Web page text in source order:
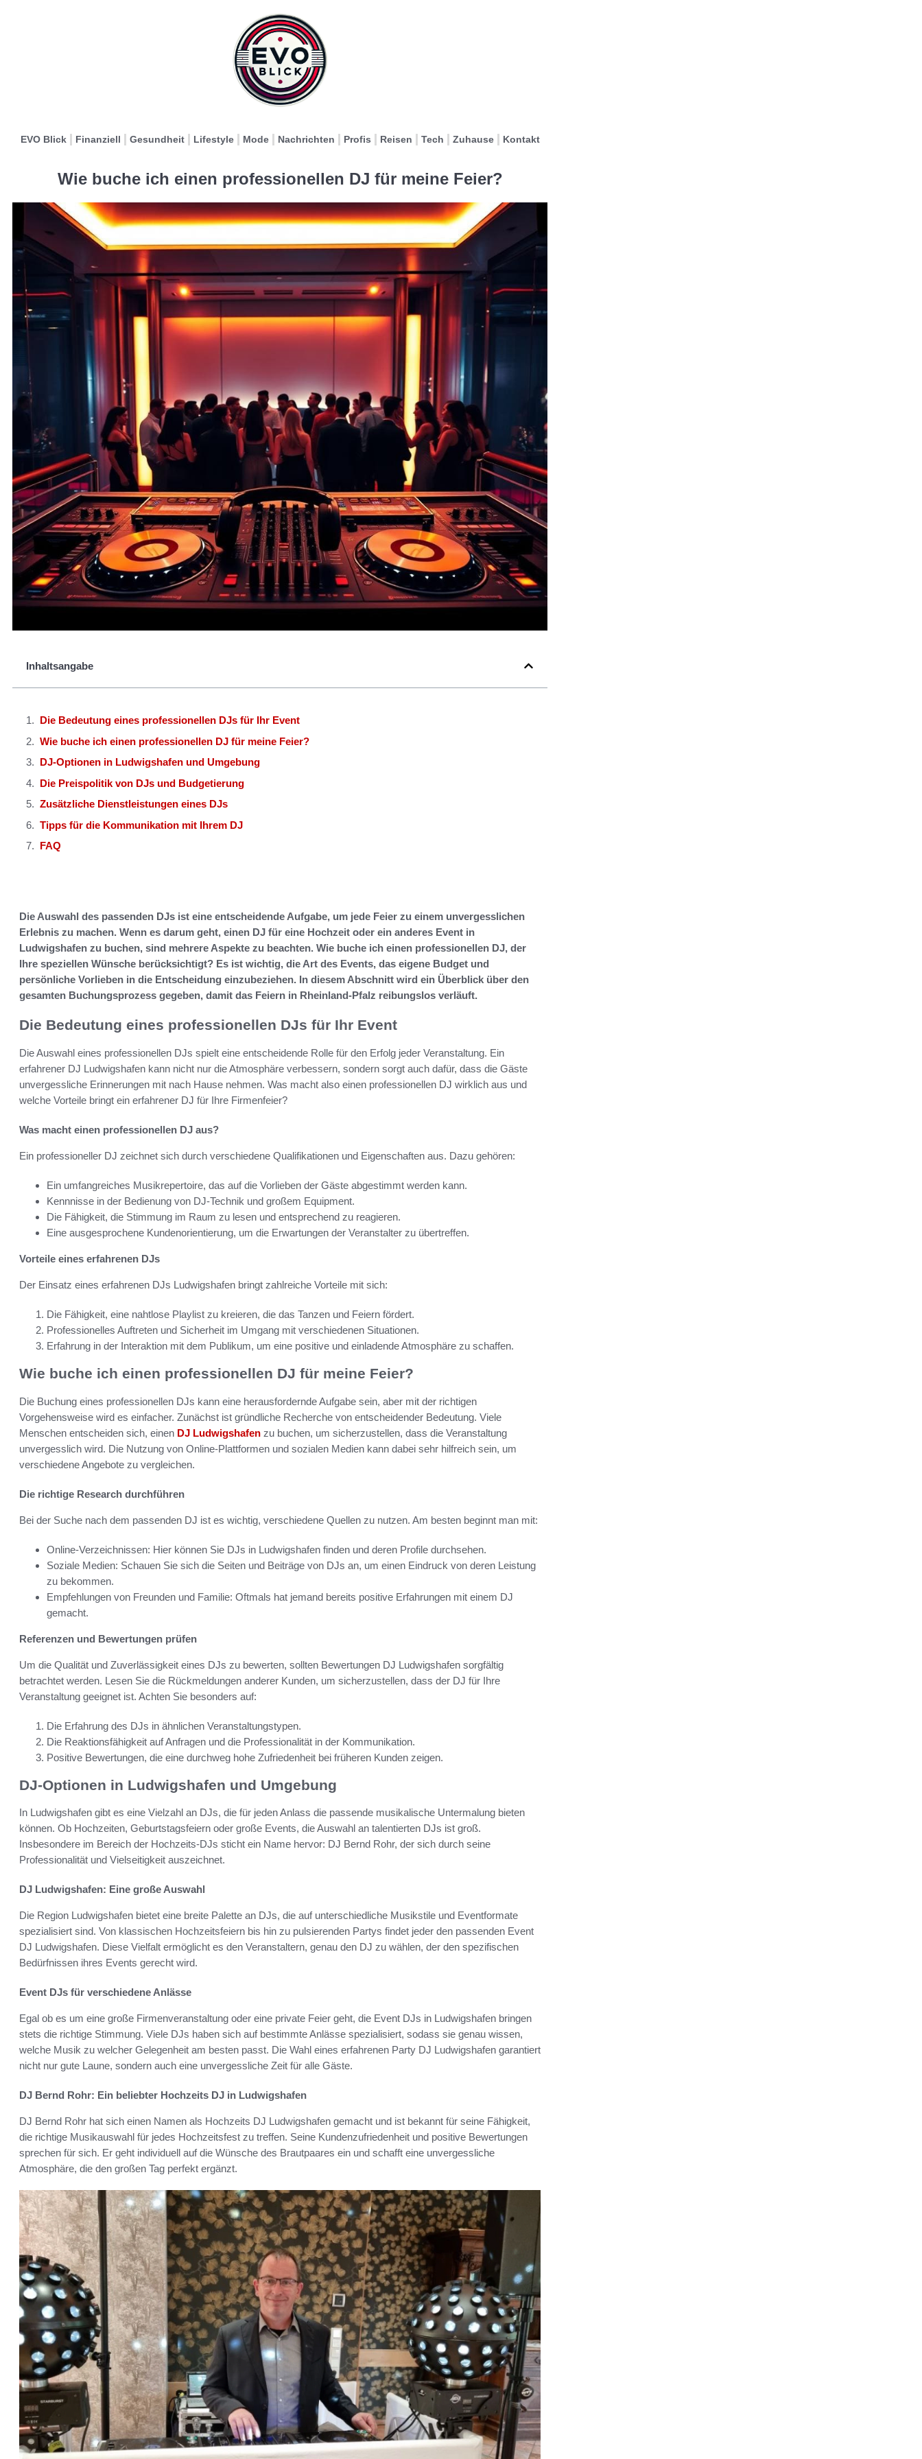
EVO Blick Finanziell Gesundheit Lifestyle Mode Nachrichten Profis Reisen Tech Zuhause Kontakt
Wie buche ich einen professionellen DJ für meine Feier?
Inhaltsangabe
Die Bedeutung eines professionellen DJs für Ihr Event
Wie buche ich einen professionellen DJ für meine Feier?
DJ-Optionen in Ludwigshafen und Umgebung
Die Preispolitik von DJs und Budgetierung
Zusätzliche Dienstleistungen eines DJs
Tipps für die Kommunikation mit Ihrem DJ
FAQ
Die Auswahl des passenden DJs ist eine entscheidende Aufgabe, um jede Feier zu einem unvergesslichen
Erlebnis zu machen. Wenn es darum geht, einen DJ für eine Hochzeit oder ein anderes Event in
Ludwigshafen zu buchen, sind mehrere Aspekte zu beachten. Wie buche ich einen professionellen DJ, der
Ihre speziellen Wünsche berücksichtigt? Es ist wichtig, die Art des Events, das eigene Budget und
persönliche Vorlieben in die Entscheidung einzubeziehen. In diesem Abschnitt wird ein Überblick über den
gesamten Buchungsprozess gegeben, damit das Feiern in Rheinland-Pfalz reibungslos verläuft.
Die Bedeutung eines professionellen DJs für Ihr Event
Die Auswahl eines professionellen DJs spielt eine entscheidende Rolle für den Erfolg jeder Veranstaltung. Ein
erfahrener DJ Ludwigshafen kann nicht nur die Atmosphäre verbessern, sondern sorgt auch dafür, dass die Gäste
unvergessliche Erinnerungen mit nach Hause nehmen. Was macht also einen professionellen DJ wirklich aus und
welche Vorteile bringt ein erfahrener DJ für Ihre Firmenfeier?
Was macht einen professionellen DJ aus?
Ein professioneller DJ zeichnet sich durch verschiedene Qualifikationen und Eigenschaften aus. Dazu gehören:
Ein umfangreiches Musikrepertoire, das auf die Vorlieben der Gäste abgestimmt werden kann.
Kennnisse in der Bedienung von DJ-Technik und großem Equipment.
Die Fähigkeit, die Stimmung im Raum zu lesen und entsprechend zu reagieren.
Eine ausgesprochene Kundenorientierung, um die Erwartungen der Veranstalter zu übertreffen.
Vorteile eines erfahrenen DJs
Der Einsatz eines erfahrenen DJs Ludwigshafen bringt zahlreiche Vorteile mit sich:
Die Fähigkeit, eine nahtlose Playlist zu kreieren, die das Tanzen und Feiern fördert.
Professionelles Auftreten und Sicherheit im Umgang mit verschiedenen Situationen.
Erfahrung in der Interaktion mit dem Publikum, um eine positive und einladende Atmosphäre zu schaffen.
Wie buche ich einen professionellen DJ für meine Feier?
Die Buchung eines professionellen DJs kann eine herausfordernde Aufgabe sein, aber mit der richtigen
Vorgehensweise wird es einfacher. Zunächst ist gründliche Recherche von entscheidender Bedeutung. Viele
Menschen entscheiden sich, einen DJ Ludwigshafen zu buchen, um sicherzustellen, dass die Veranstaltung
unvergesslich wird. Die Nutzung von Online-Plattformen und sozialen Medien kann dabei sehr hilfreich sein, um
verschiedene Angebote zu vergleichen.
Die richtige Research durchführen
Bei der Suche nach dem passenden DJ ist es wichtig, verschiedene Quellen zu nutzen. Am besten beginnt man mit:
Online-Verzeichnissen: Hier können Sie DJs in Ludwigshafen finden und deren Profile durchsehen.
Soziale Medien: Schauen Sie sich die Seiten und Beiträge von DJs an, um einen Eindruck von deren Leistung
zu bekommen.
Empfehlungen von Freunden und Familie: Oftmals hat jemand bereits positive Erfahrungen mit einem DJ
gemacht.
Referenzen und Bewertungen prüfen
Um die Qualität und Zuverlässigkeit eines DJs zu bewerten, sollten Bewertungen DJ Ludwigshafen sorgfältig
betrachtet werden. Lesen Sie die Rückmeldungen anderer Kunden, um sicherzustellen, dass der DJ für Ihre
Veranstaltung geeignet ist. Achten Sie besonders auf:
Die Erfahrung des DJs in ähnlichen Veranstaltungstypen.
Die Reaktionsfähigkeit auf Anfragen und die Professionalität in der Kommunikation.
Positive Bewertungen, die eine durchweg hohe Zufriedenheit bei früheren Kunden zeigen.
DJ-Optionen in Ludwigshafen und Umgebung
In Ludwigshafen gibt es eine Vielzahl an DJs, die für jeden Anlass die passende musikalische Untermalung bieten
können. Ob Hochzeiten, Geburtstagsfeiern oder große Events, die Auswahl an talentierten DJs ist groß.
Insbesondere im Bereich der Hochzeits-DJs sticht ein Name hervor: DJ Bernd Rohr, der sich durch seine
Professionalität und Vielseitigkeit auszeichnet.
DJ Ludwigshafen: Eine große Auswahl
Die Region Ludwigshafen bietet eine breite Palette an DJs, die auf unterschiedliche Musikstile und Eventformate
spezialisiert sind. Von klassischen Hochzeitsfeiern bis hin zu pulsierenden Partys findet jeder den passenden Event
DJ Ludwigshafen. Diese Vielfalt ermöglicht es den Veranstaltern, genau den DJ zu wählen, der den spezifischen
Bedürfnissen ihres Events gerecht wird.
Event DJs für verschiedene Anlässe
Egal ob es um eine große Firmenveranstaltung oder eine private Feier geht, die Event DJs in Ludwigshafen bringen
stets die richtige Stimmung. Viele DJs haben sich auf bestimmte Anlässe spezialisiert, sodass sie genau wissen,
welche Musik zu welcher Gelegenheit am besten passt. Die Wahl eines erfahrenen Party DJ Ludwigshafen garantiert
nicht nur gute Laune, sondern auch eine unvergessliche Zeit für alle Gäste.
DJ Bernd Rohr: Ein beliebter Hochzeits DJ in Ludwigshafen
DJ Bernd Rohr hat sich einen Namen als Hochzeits DJ Ludwigshafen gemacht und ist bekannt für seine Fähigkeit,
die richtige Musikauswahl für jedes Hochzeitsfest zu treffen. Seine Kundenzufriedenheit und positive Bewertungen
sprechen für sich. Er geht individuell auf die Wünsche des Brautpaares ein und schafft eine unvergessliche
Atmosphäre, die den großen Tag perfekt ergänzt.